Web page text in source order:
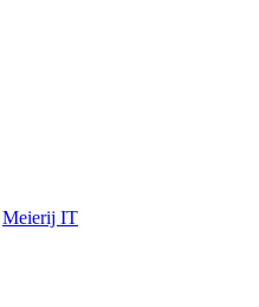
Meierij IT